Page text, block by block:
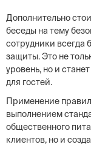
Дополнительно
беседы на тему
сотрудники всегда
защиты. Это не
уровень, но и
для гостей.
Применение
выполнением
общественного
клиентов, но и